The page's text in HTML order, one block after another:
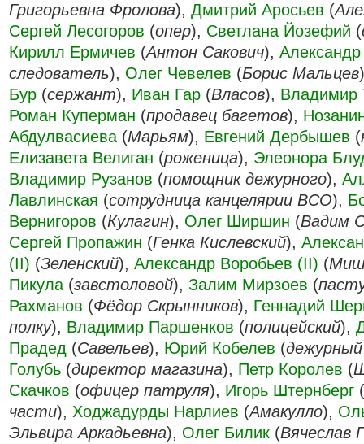
Григорьевна Фролова), Дмитрий Аросьев (
Сергей Лесогоров (опер), Светлана Йозефий (
Кирилл Ермичев (Антон Сакович),
следователь), Олег Чевелев (Борис Мальцев
Бур (сержант), Иван Гар (Власов), Владимир
Роман Куперман (продавец багетов),
Абдулвасиева (Марьям), Евгений Дербышев (
Елизавета Велиган (роженица), Элеонора
Владимир Рузанов (помощник дежурного),
Лавлинская (сотрудница канцелярии ВСО),
Вернигоров (Кулагин), Олег Ширшин (Вадим
Сергей Пропажин (Генка Кислевский),
(II) (Зеленский), Александр Воробьев (II) (
Пикула (завстоловой), Залим Мирзоев (
Рахманов (Фёдор Скрынников), Геннадий
полку), Владимир Паршенков (полицейский),
Прадед (Савельев), Юрий Кобелев (
Голубь (директор магазина), Петр Королев (
Скачков (офицер патруля), Игорь Штернберг (
части), Ходжадурды Нарлиев (Амакулло),
Эльвира Аркадьевна), Олег Билик (Вячеслав